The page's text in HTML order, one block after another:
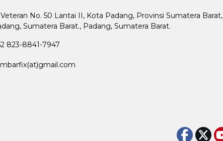
Veteran No. 50 Lantai II, Kota Padang, Provinsi Sumatera Barat,
Sumatera Barat., Padang, Sumatera Barat.
823-8841-7947